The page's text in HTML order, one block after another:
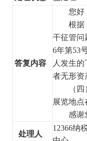
答复内容
您好
根据
干征管问
6年第53
人发生
者无形资
（ 四
展览地点
感谢
处理人
12366纳